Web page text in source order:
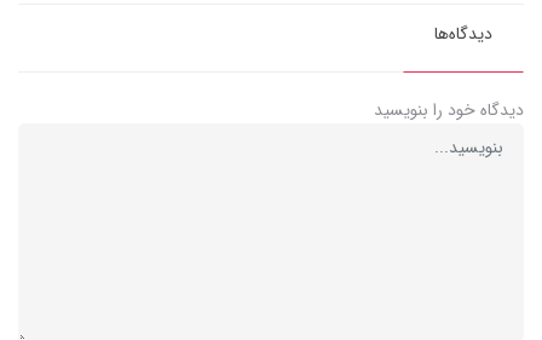
دیدگاه‌ها
دیدگاه خود را بنویسید